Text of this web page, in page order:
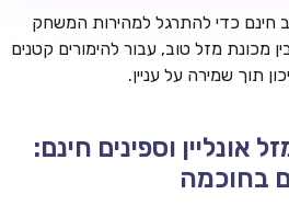
כדי להתרגל למהירות המשחק
מכונת מזל טוב, עבור להימורים קטנים
תוך שמירה על עניין.
אונליין וספינים חינם:
בחוכמה